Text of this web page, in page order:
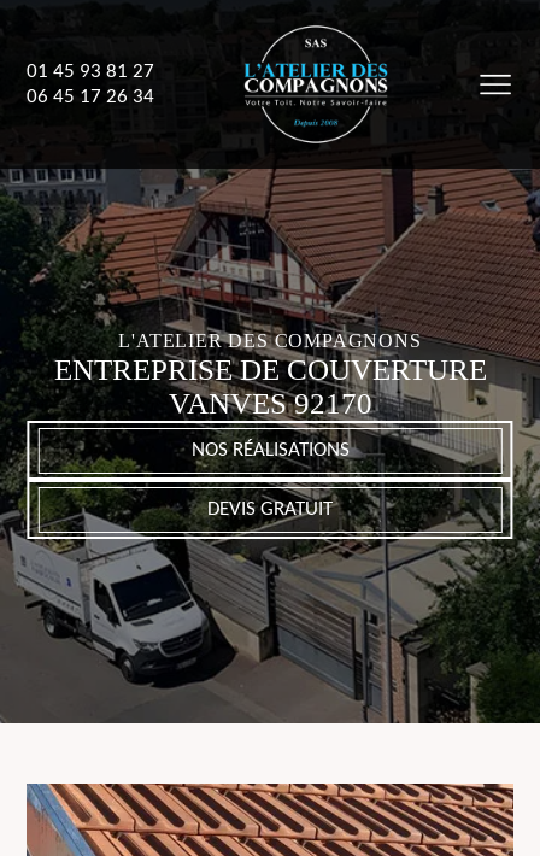
01 45 93 81 27
06 45 17 26 34
L'ATELIER DES COMPAGNONS
ENTREPRISE DE COUVERTURE
VANVES 92170
NOS RÉALISATIONS
DEVIS GRATUIT